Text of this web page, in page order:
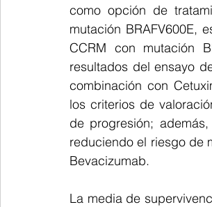
como opción de
mutación BRAFV600E,
CCRM con mutación
resultados del ensayo
combinación con
los criterios de
de progresión;
reduciendo el riesgo de
Bevacizumab.
La media de